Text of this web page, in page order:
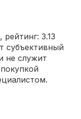
, рейтинг: 3.13
субъективный
не служит